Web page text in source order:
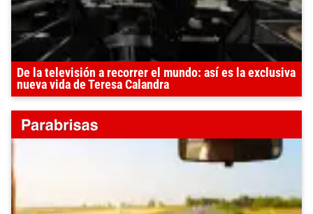
De la televisión a recorrer el mundo: así es la exclusiva
nueva vida de Teresa Calandra